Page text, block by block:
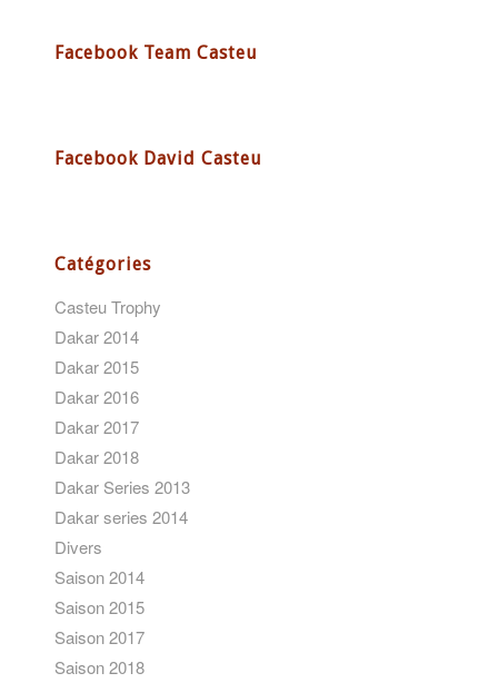
Facebook Team Casteu
Facebook David Casteu
Catégories
Casteu Trophy
Dakar 2014
Dakar 2015
Dakar 2016
Dakar 2017
Dakar 2018
Dakar Series 2013
Dakar series 2014
Divers
Saison 2014
Saison 2015
Saison 2017
Saison 2018